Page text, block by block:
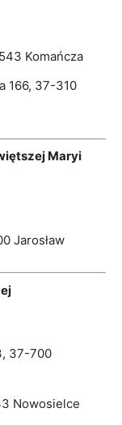
Komańcza
166, 37-310
Maryi
Jarosław
37-700
Nowosielce